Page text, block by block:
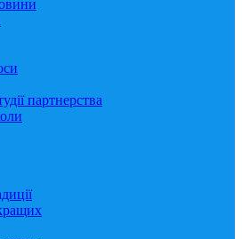
партнерства